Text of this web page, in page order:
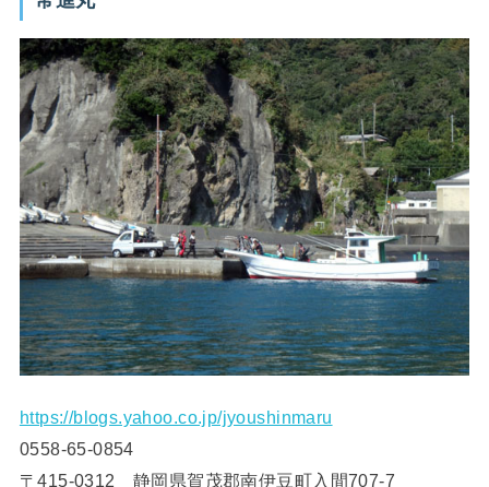
https://blogs.yahoo.co.jp/jyoushinmaru
0558-65-0854
〒415-0312 静岡県賀茂郡南伊豆町入間707-7